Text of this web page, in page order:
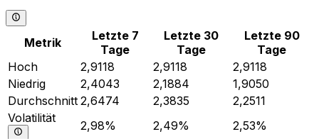
Metrik
Letzte 7
Tage
Letzte 30
Tage
Letzte 90
Tage
Hoch
2,9118 2,9118
2,9118
Niedrig
2,4043 2,1884
1,9050
Durchschnitt 2,6474 2,3835
2,2511
Volatilität
2,98% 2,49% 2,53%